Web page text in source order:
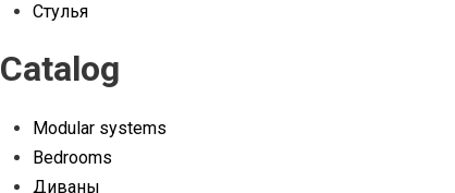
Стулья
Catalog
Modular systems
Bedrooms
Диваны